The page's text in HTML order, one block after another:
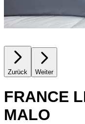
Zurück Weiter
FRANCE
MALO